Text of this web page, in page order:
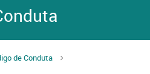
de Conduta